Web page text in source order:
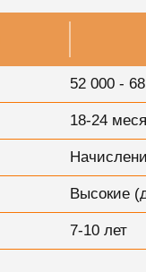
52 000 -
18-24
Высокие
7-10 лет